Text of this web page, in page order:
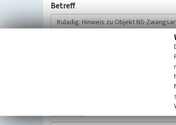
Betreff
Wir bitten Sie um freiwillige Angabe Ihres
Selbstverständlich werden diese
Datenschutzgrundverordnung (EU-
Nachricht